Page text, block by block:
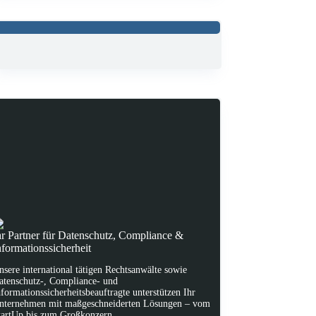
Partner für Datenschutz, Compliance &
international tätigen Rechtsanwälte sowie
, Compliance- und
unterstützen Ihr
mit maßgeschneiderten Lösungen – vom